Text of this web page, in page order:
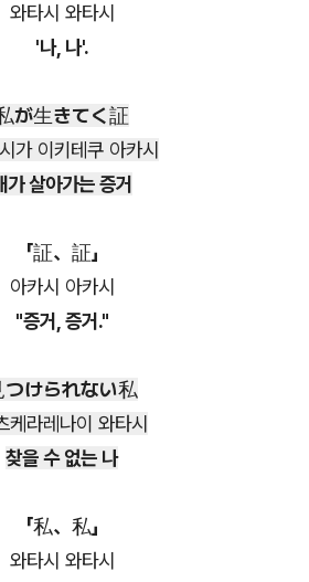
와타시 와타시
'나, 나'.
が生きてく証
가 이키테쿠 아카시
가 살아가는 증거
「証、証」
아카시 아카시
"증거, 증거."
つけられない私
케라레나이 와타시
찾을 수 없는 나
「私、私」
와타시 와타시